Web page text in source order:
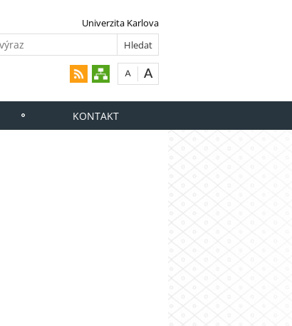
Univerzita Karlova
KONTAKT